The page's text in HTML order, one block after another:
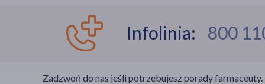
artykule.
Infolinia: 800
Zadzwoń do nas jeśli potrzebujesz porady farmaceuty.